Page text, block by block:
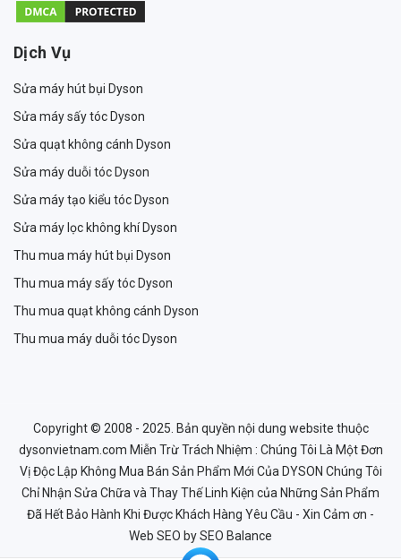
Dịch Vụ
Sửa máy hút bụi Dyson
Sửa máy sấy tóc Dyson
Sửa quạt không cánh Dyson
Sửa máy duỗi tóc Dyson
Sửa máy tạo kiểu tóc Dyson
Sửa máy lọc không khí Dyson
Thu mua máy hút bụi Dyson
Thu mua máy sấy tóc Dyson
Thu mua quạt không cánh Dyson
Thu mua máy duỗi tóc Dyson
Copyright © 2008 - 2025. Bản quyền nội dung website thuộc
dysonvietnam.com Miễn Trừ Trách Nhiệm : Chúng Tôi Là Một Đơn
Vị Độc Lập Không Mua Bán Sản Phẩm Mới Của DYSON Chúng Tôi
Chỉ Nhận Sửa Chữa và Thay Thế Linh Kiện của Những Sản Phẩm
Đã Hết Bảo Hành Khi Được Khách Hàng Yêu Cầu - Xin Cảm ơn -
Web SEO by SEO Balance